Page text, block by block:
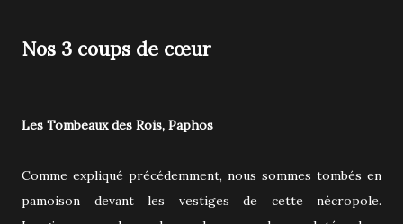
Nos 3 coups de cœur
Les Tombeaux des Rois, Paphos
Comme expliqué précédemment, nous sommes tombés en
pamoison devant les vestiges de cette nécropole.